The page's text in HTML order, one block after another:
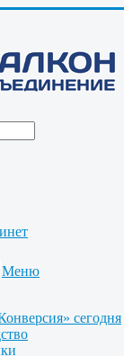
Меню
сегодня